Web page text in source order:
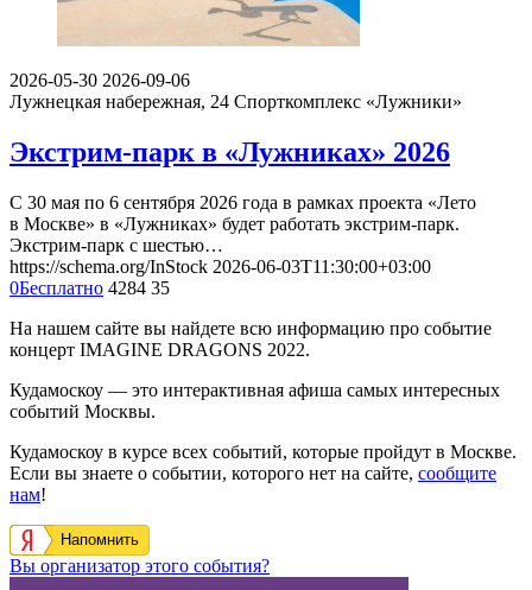
2026-05-30 2026-09-06
Лужнецкая набережная, 24 Спорткомплекс «Лужники»
Экстрим-парк в «Лужниках» 2026
С 30 мая по 6 сентября 2026 года в рамках проекта «Лето
в Москве» в «Лужниках» будет работать экстрим-парк.
Экстрим-парк с шестью…
https://schema.org/InStock 2026-06-03T11:30:00+03:00
0Бесплатно 4284 35
На нашем сайте вы найдете всю информацию про событие
концерт IMAGINE DRAGONS 2022.
Кудамоскоу — это интерактивная афиша самых интересных
событий Москвы.
Кудамоскоу в курсе всех событий, которые пройдут в Москве.
Если вы знаете о событии, которого нет на сайте, сообщите
нам!
Напомнить
Вы организатор этого события?